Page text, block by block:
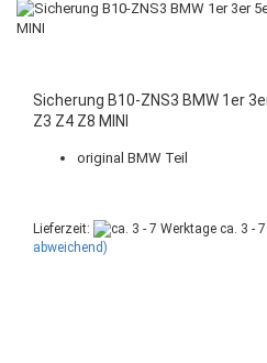
Sicherung B10-ZNS3 BMW 1er
Z3 Z4 Z8 MINI
original BMW Teil
Lieferzeit: ca. 3 -
abweichend)